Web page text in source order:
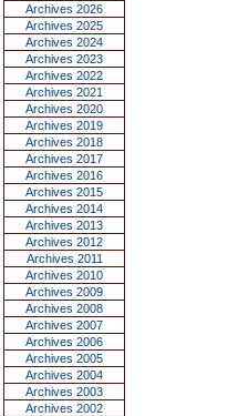
Archives 2026
Archives 2025
Archives 2024
Archives 2023
Archives 2022
Archives 2021
Archives 2020
Archives 2019
Archives 2018
Archives 2017
Archives 2016
Archives 2015
Archives 2014
Archives 2013
Archives 2012
Archives 2011
Archives 2010
Archives 2009
Archives 2008
Archives 2007
Archives 2006
Archives 2005
Archives 2004
Archives 2003
Archives 2002